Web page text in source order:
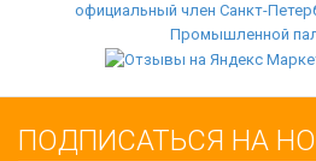
ПОДПИСАТЬСЯ НА